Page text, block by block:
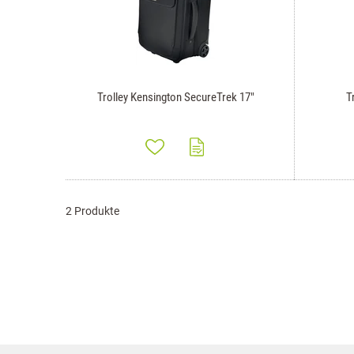
Trolley Kensington SecureTrek 17"
2 Produkte